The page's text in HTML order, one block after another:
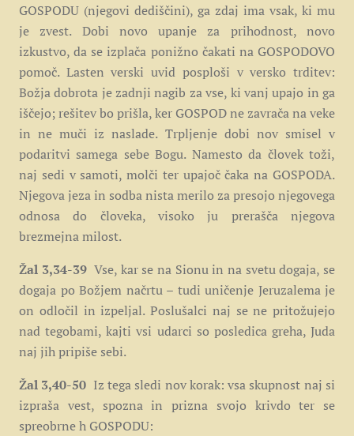
GOSPODU (njegovi dediščini), ga zdaj ima vsak, ki mu
je zvest. Dobi novo upanje za prihodnost, novo
izkustvo, da se izplača ponižno čakati na GOSPODOVO
pomoč. Lasten verski uvid posploši v versko trditev:
Božja dobrota je zadnji nagib za vse, ki vanj upajo in ga
iščejo; rešitev bo prišla, ker GOSPOD ne zavrača na veke
in ne muči iz naslade. Trpljenje dobi nov smisel v
podaritvi samega sebe Bogu. Namesto da človek toži,
naj sedi v samoti, molči ter upajoč čaka na GOSPODA.
Njegova jeza in sodba nista merilo za presojo njegovega
odnosa do človeka, visoko ju prerašča njegova
brezmejna milost.
Žal 3,34-39Vse, kar se na Sionu in na svetu dogaja, se
dogaja po Božjem načrtu – tudi uničenje Jeruzalema je
on odločil in izpeljal. Poslušalci naj se ne pritožujejo
nad tegobami, kajti vsi udarci so posledica greha, Juda
naj jih pripiše sebi.
Žal 3,40-50 Iz tega sledi nov korak: vsa skupnost naj si
izpraša vest, spozna in prizna svojo krivdo ter se
spreobrne h GOSPODU: